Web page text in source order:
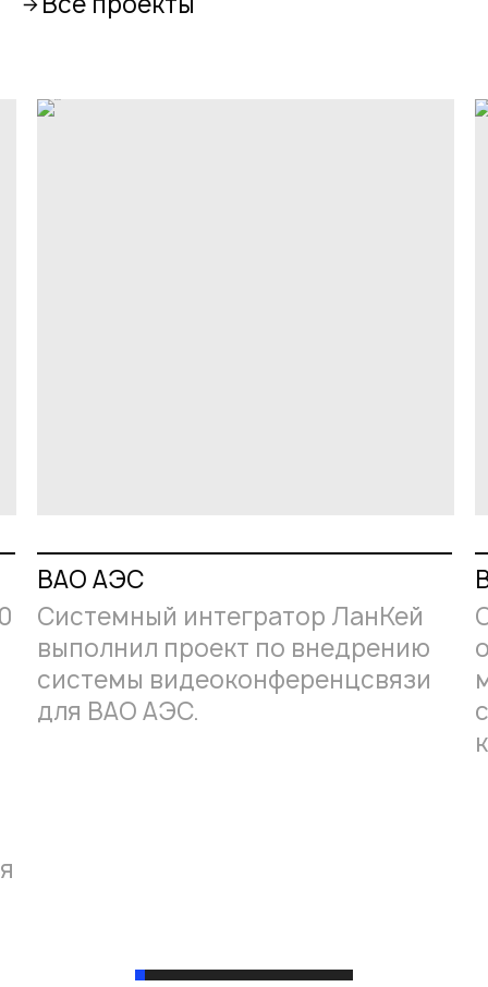
ВАО АЭС
Системный интегратор ЛанКей
выполнил проект по внедрению
системы видеоконференцсвязи
для ВАО АЭС.